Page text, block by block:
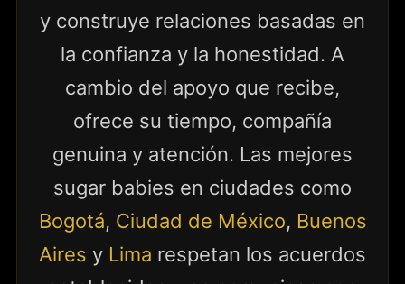
y construye relaciones basadas en
la confianza y la honestidad. A
cambio del apoyo que recibe,
ofrece su tiempo, compañía
genuina y atención. Las mejores
sugar babies en ciudades como
Bogotá, Ciudad de México, Buenos
Aires y Lima respetan los acuerdos